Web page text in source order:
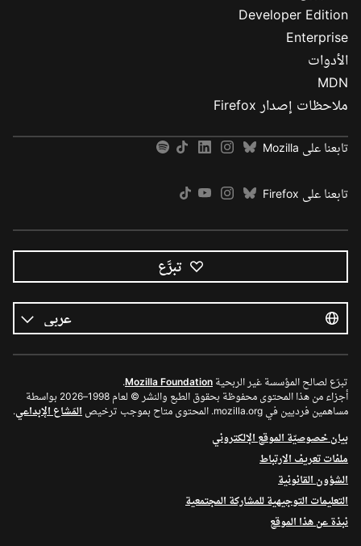
Developer Edition
Enterprise
الأدوات
MDN
ملاحظات إصدار Firefox
تابعنا على Mozilla
تابعنا على Firefox
تبرَّع
اللغات
اللغة
تبرّع لصالح المؤسسة غير الربحية Mozilla Foundation
.
أجزاء من هذا المحتوى محفوظة بحقوق الطبع والنشر © لعام 1998–2026 بواسطة
مساهمين فرديين في mozilla.org. المحتوى متاح بموجب ترخيص
المَشاع الإبداعي.
بيان خصوصيّة الموقع الإلكتروني
ملفات تعريف الارتباط
الشؤون القانونية
التعليمات التوجيهية للمشاركة المجتمعية
نبذة عن هذا الموقع